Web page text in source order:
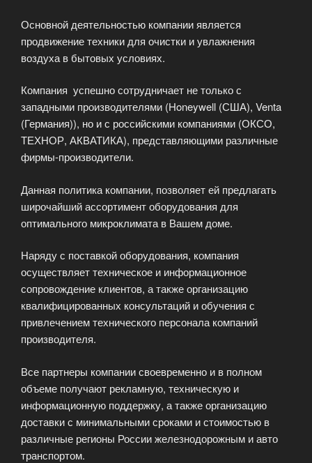
Основной деятельностью компании является
продвижение техники для очистки и увлажнения
воздуха в бытовых условиях.
Компания успешно сотрудничает не только с
западными производителями (Honeywell (США), Venta
(Германия)), но и с российскими компаниями (ОКСО,
ТЕХНОР, АКВАТИКА), представляющими различные
фирмы-производители.
Данная политика компании, позволяет ей предлагать
широчайший ассортимент оборудования для
оптимального микроклимата в Вашем доме.
Наряду с поставкой оборудования, компания
осуществляет техническое и информационное
сопровождение клиентов, а также организацию
квалифицированных консультаций и обучения с
привлечением технического персонала компаний
производителя.
Все партнеры компании своевременно и в полном
объеме получают рекламную, техническую и
информационную поддержку, а также организацию
доставки с минимальными сроками и стоимостью в
различные регионы России железнодорожным и авто
транспортом.